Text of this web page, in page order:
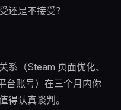
还是不接受？
系（Steam 页面优化、
台账号）在三个月内你
得认真谈判。